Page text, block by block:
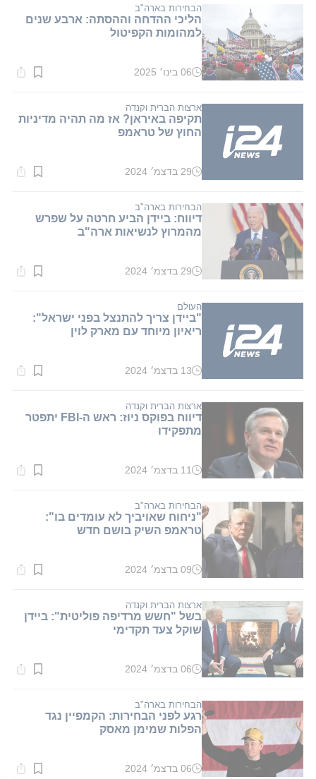
דקות.
הבחירות בארה"ב
הליכי ההדחה וההסתה: ארבע שנים
למהומות הקפיטול
זמן
דקות.
06 בינו׳ 2025
ארצות הברית וקנדה
תקיפה באיראן? אז מה תהיה מדיניות
החוץ של טראמפ
זמן
דקות.
29 בדצמ׳ 2024
הבחירות בארה"ב
דיווח: ביידן הביע חרטה על שפרש
מהמרוץ לנשיאות ארה"ב
זמן
דקות.
29 בדצמ׳ 2024
העולם
"ביידן צריך להתנצל בפני ישראל":
ריאיון מיוחד עם מארק לוין
זמן
דקות.
13 בדצמ׳ 2024
ארצות הברית וקנדה
דיווח בפוקס ניוז: ראש ה-FBI יתפטר
מתפקידו
זמן
דקות.
11 בדצמ׳ 2024
הבחירות בארה"ב
"ניחוח שאויביך לא עומדים בו":
טראמפ השיק בושם חדש
זמן
דקות.
09 בדצמ׳ 2024
ארצות הברית וקנדה
בשל "חשש מרדיפה פוליטית": ביידן
שוקל צעד תקדימי
זמן
דקות.
06 בדצמ׳ 2024
הבחירות בארה"ב
רגע לפני הבחירות: הקמפיין נגד
הפלות שמימן מאסק
זמן06 בדצמ׳ 2024